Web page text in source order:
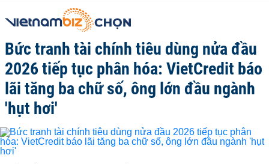
Bức tranh tài chính tiêu dùng nửa đầu
2026 tiếp tục phân hóa: VietCredit báo
lãi tăng ba chữ số, ông lớn đầu ngành
'hụt hơi'